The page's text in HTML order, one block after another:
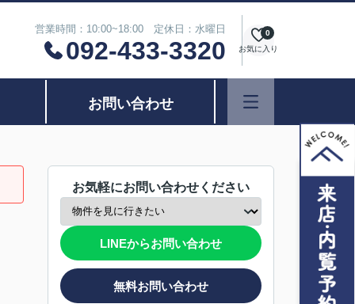
営業時間：10:00~18:00 定休日：水曜日
092-433-3320 お気に入り
0
お問い合わせ
お気軽にお問い合わせください
LINEからお問い合わせ
無料お問い合わせ